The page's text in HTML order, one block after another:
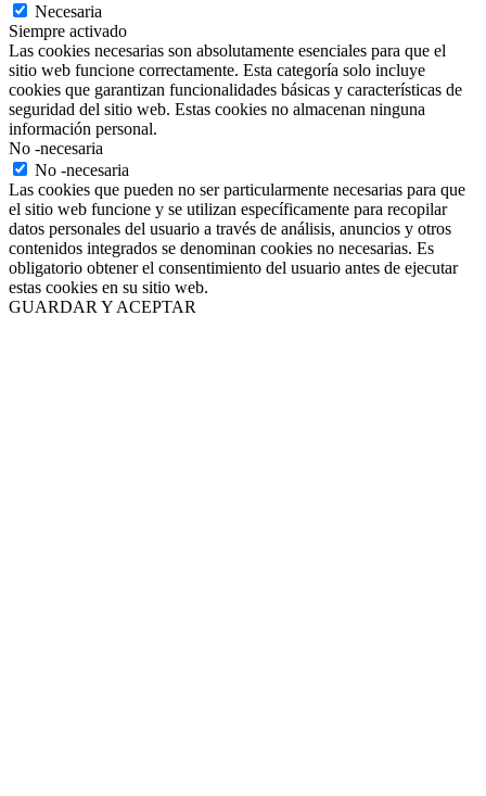
Necesaria
Siempre activado
Las cookies necesarias son absolutamente esenciales para que el
sitio web funcione correctamente. Esta categoría solo incluye
cookies que garantizan funcionalidades básicas y características de
seguridad del sitio web. Estas cookies no almacenan ninguna
información personal.
No -necesaria
No -necesaria
Las cookies que pueden no ser particularmente necesarias para que
el sitio web funcione y se utilizan específicamente para recopilar
datos personales del usuario a través de análisis, anuncios y otros
contenidos integrados se denominan cookies no necesarias. Es
obligatorio obtener el consentimiento del usuario antes de ejecutar
estas cookies en su sitio web.
GUARDAR Y ACEPTAR